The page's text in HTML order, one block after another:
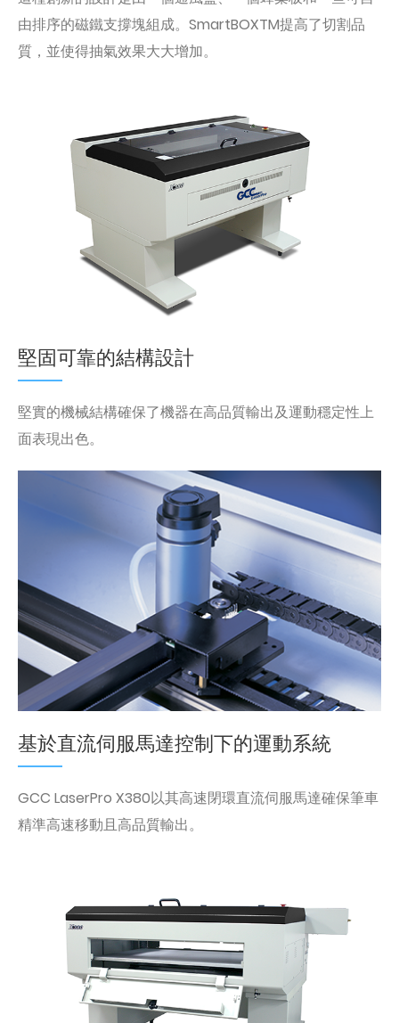
由排序的磁鐵支撐塊組成。SmartBOXTM提高了切割品
質，並使得抽氣效果大大增加。
堅固可靠的結構設計
堅實的機械結構確保了機器在高品質輸出及運動穩定性上
面表現出色。
基於直流伺服馬達控制下的運動系統
GCC LaserPro X380以其高速閉環直流伺服馬達確保筆車
精準高速移動且高品質輸出。